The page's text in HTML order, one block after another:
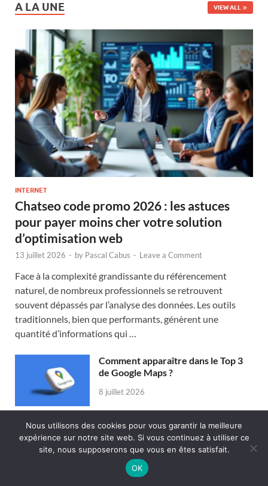
A LA UNE VIEW ALL
INTERNET
Chatseo code promo 2026 : les astuces
pour payer moins cher votre solution
d’optimisation web
13 juillet 2026 - by Pascal Cabus - Leave a Comment
Face à la complexité grandissante du référencement
naturel, de nombreux professionnels se retrouvent
souvent dépassés par l’analyse des données. Les outils
traditionnels, bien que performants, génèrent une
quantité d’informations qui …
Comment apparaître dans le Top 3
de Google Maps ?
8 juillet 2026
Google Discover : comment
augmenter ses chances d’apparaître
dans le flux ?
6 juillet 2026
Nous utilisons des cookies pour vous garantir la meilleure
expérience sur notre site web. Si vous continuez à utiliser ce
site, nous supposerons que vous en êtes satisfait.
OK